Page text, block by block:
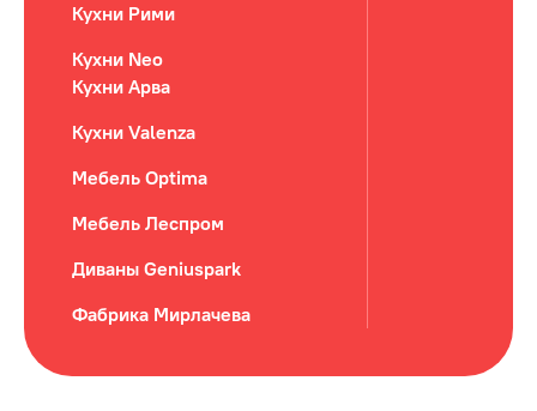
Кухни Рими
Кухни Neo
Кухни Арва
Кухни Valenza
Мебель Optima
Мебель Леспром
Диваны Geniuspark
Фабрика Мирлачева